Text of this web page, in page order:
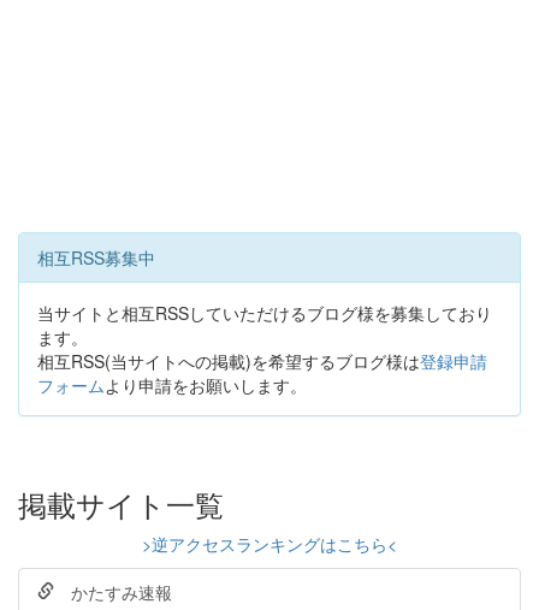
相互RSS募集中
当サイトと相互RSSしていただけるブログ様を募集しており
ます。
相互RSS(当サイトへの掲載)を希望するブログ様は登録申請
フォームより申請をお願いします。
掲載サイト一覧
>逆アクセスランキングはこちら<
かたすみ速報